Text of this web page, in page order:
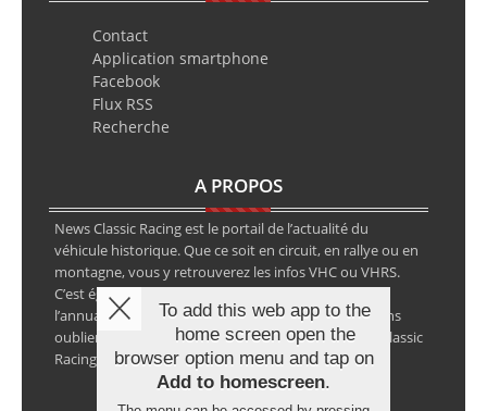
Contact
Application smartphone
Facebook
Flux RSS
Recherche
A PROPOS
News Classic Racing est le portail de l’actualité du
véhicule historique. Que ce soit en circuit, en rallye ou en
montagne, vous y retrouverez les infos VHC ou VHRS.
C’est également le calendrier des épreuves ainsi que
l’annuaire des spécialistes de la voiture ancienne, sans
oublier les petites annonces avec notre partenaire Classic
Racing Annonces.
To add this web app to the
home screen open the
browser option menu and tap on
Add to homescreen.